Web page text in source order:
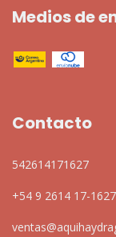
Medios de
Contacto
542614171627
+54 9 2614 17-1627